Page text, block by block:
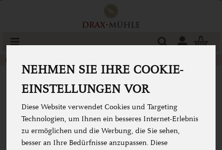
NEHMEN SIE IHRE COOKIE-
EINSTELLUNGEN VOR
Diese Website verwendet Cookies und Targeting
Technologien, um Ihnen ein besseres Internet-Erlebnis
zu ermöglichen und die Werbung, die Sie sehen,
besser an Ihre Bedürfnisse anzupassen. Diese
Produkt